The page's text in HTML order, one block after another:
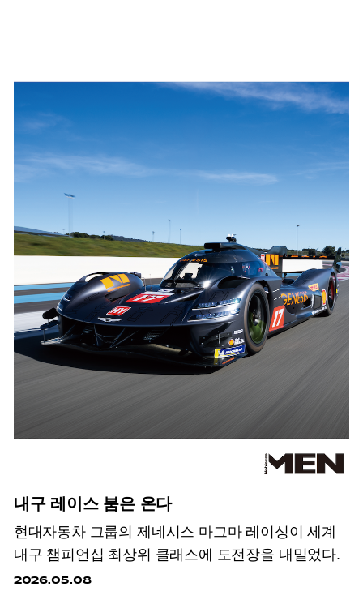
내구 레이스 붐은 온다
현대자동차 그룹의 제네시스 마그마 레이싱이 세계
내구 챔피언십 최상위 클래스에 도전장을 내밀었다.
2026.05.08